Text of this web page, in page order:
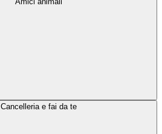
Cancelleria e fai da te